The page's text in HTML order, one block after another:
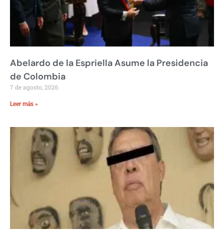
Abelardo de la Espriella Asume la Presidencia
de Colombia
7 de agosto, 2026
Leer más »